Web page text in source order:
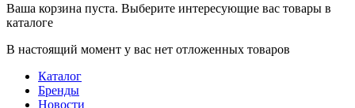
Ваша корзина пуста. Выберите интересующие вас товары в
каталоге
В настоящий момент у вас нет отложенных товаров
Каталог
Бренды
Новости